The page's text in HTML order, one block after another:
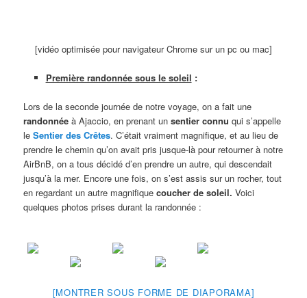
[vidéo optimisée pour navigateur Chrome sur un pc ou mac]
Première randonnée sous le soleil :
Lors de la seconde journée de notre voyage, on a fait une
randonnée à Ajaccio, en prenant unsentier connu qui s’appelle
leSentier des Crêtes. C’était vraiment magnifique, et au lieu de
prendre le chemin qu’on avait pris jusque-là pour retourner à notre
AirBnB, on a tous décidé d’en prendre un autre, qui descendait
jusqu’à la mer. Encore une fois, on s’est assis sur un rocher, tout
en regardant un autre magnifiquecoucher de soleil. Voici
quelques photos prises durant la randonnée :
[MONTRER SOUS FORME DE DIAPORAMA]